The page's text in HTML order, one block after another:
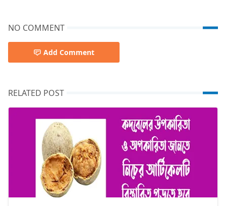
NO COMMENT
Add Comment
RELATED POST